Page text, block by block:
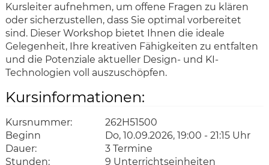
Kursleiter aufnehmen, um offene Fragen zu klären
oder sicherzustellen, dass Sie optimal vorbereitet
sind. Dieser Workshop bietet Ihnen die ideale
Gelegenheit, Ihre kreativen Fähigkeiten zu entfalten
und die Potenziale aktueller Design- und KI-
Technologien voll auszuschöpfen.
Kursinformationen:
Kursnummer:
262H51500
Beginn
Do, 10.09.2026, 19:00 - 21:15 Uhr
Dauer:
3 Termine
Stunden:
9 Unterrichtseinheiten